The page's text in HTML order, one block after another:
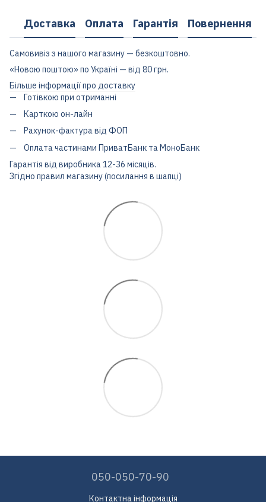
Доставка Оплата Гарантія Повернення
Самовивіз з нашого магазину — безкоштовно.
«Новою поштою» по Україні — від 80 грн.
Більше інформації про доставку
Готівкою при отриманні
Карткою он-лайн
Рахунок-фактура від ФОП
Оплата частинами ПриватБанк та МоноБанк
Гарантія від виробника 12-36 місяців.
Згідно правил магазину (посилання в шапці)
050-050-70-90
Контактна інформація